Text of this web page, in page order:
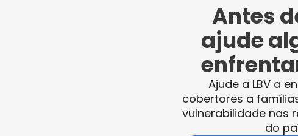
conheceu de perto a Unidade escolar da
da escola, gostei de ver, muito bem
tudo, tudo. Piso, parede, madeira que
foi emocionante! Muito lindo! Vocês estão
Vale a pena ajudar. Nós nascemos sozinhos,
de um todo. Sendo assim, quanto mais você
por você, é por você, na verdade. Eu
Antes
ajude
Ajude a LBV a
cobertores a
vulnerabilidade nas
do